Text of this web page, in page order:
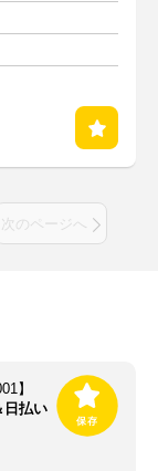
次のページへ
】
日払い